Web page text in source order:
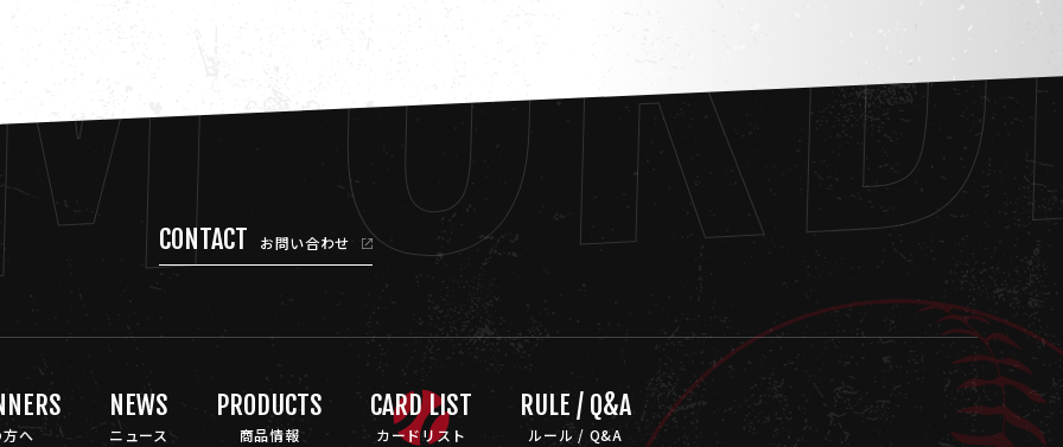
CONTACT お問い合わせ
へ
NEWS
ニュース
PRODUCTS
商品情報
CARD LIST
カードリスト
RULE / Q&A
ルール / Q&A